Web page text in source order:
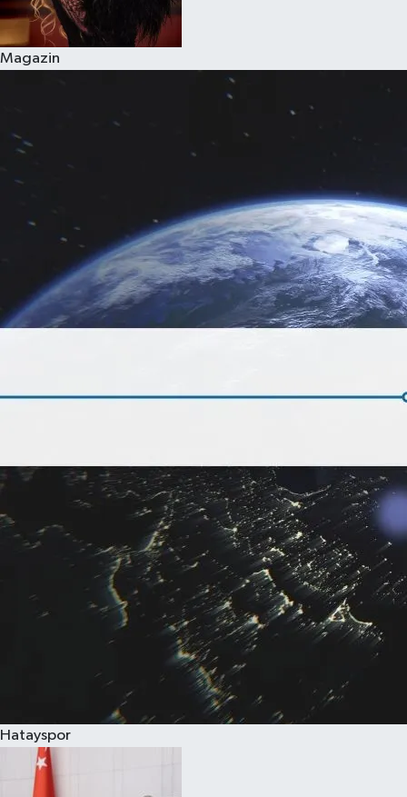
Magazin
Hatayspor